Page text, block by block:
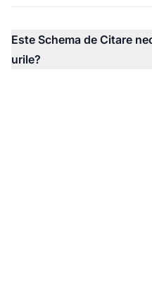
Este Schema de Citare
urile?